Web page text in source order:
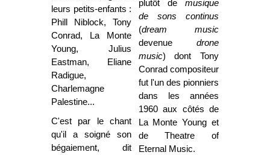
leurs petits-enfants :
Phill Niblock, Tony
Conrad, La Monte
Young, Julius
Eastman, Eliane
Radigue,
Charlemagne
Palestine...
C'est par le chant
qu'il a soigné son
bégaiement, dit
plutôt de musique
de sons continus
(dream music
devenue drone
music) dont Tony
Conrad compositeur
fut l'un des pionniers
dans les années
1960 aux côtés de
La Monte Young et
de Theatre of
Eternal Music.